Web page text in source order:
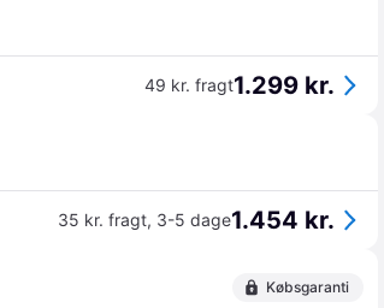
49 kr. fragt1.299 kr.
35 kr. fragt, 3-5 dage1.454 kr.
Købsgaranti